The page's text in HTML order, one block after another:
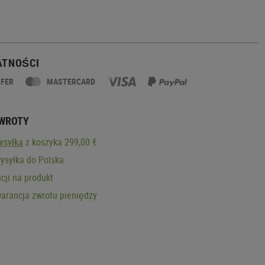
MASTERCARD
z koszyka 299,00 €
do Polska
na produkt
zwrotu pieniędzy